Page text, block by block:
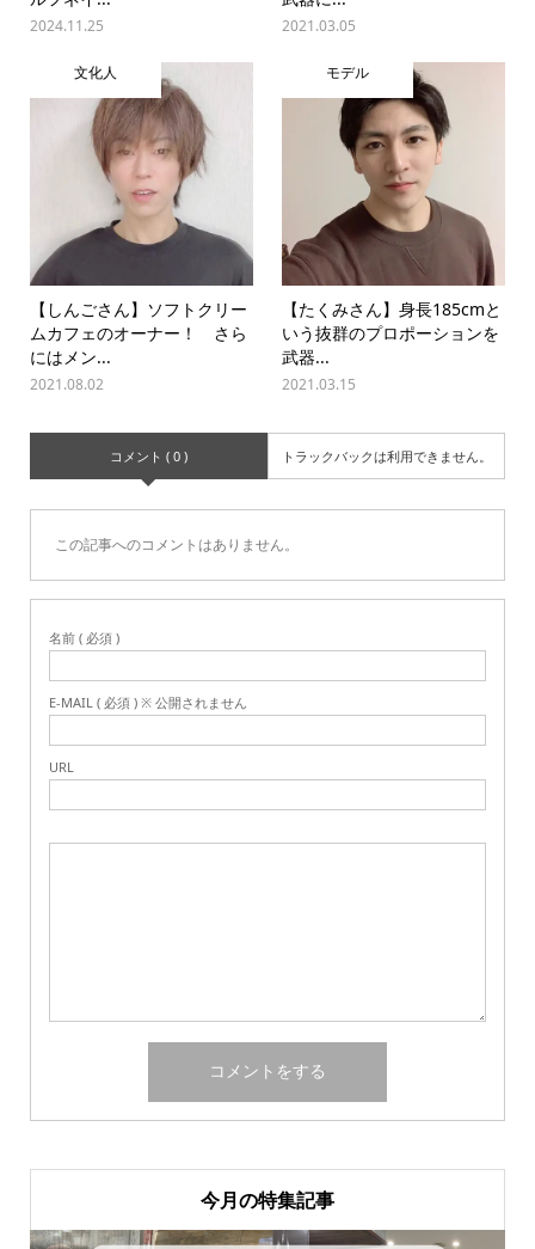
2024.11.25 2021.03.05
文化人
【しんごさん】ソフトクリー
ムカフェのオーナー！ さら
にはメン...
2021.08.02
モデル
【たくみさん】身長185cmと
いう抜群のプロポーションを
武器...
2021.03.15
コメント ( 0 ) トラックバックは利用できません。
この記事へのコメントはありません。
名前 ( 必須 )
E-MAIL ( 必須 ) ※ 公開されません
URL
今月の特集記事